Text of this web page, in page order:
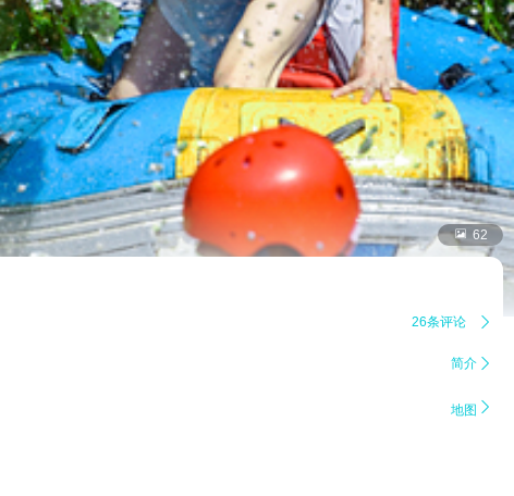
 62
26条评论 
简介 
地图 